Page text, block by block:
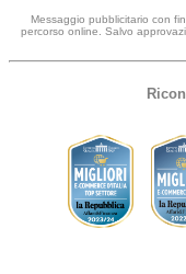
Messaggio pubblicitario con
percorso online. Salvo